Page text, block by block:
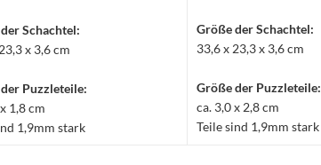
Schachtel:
x 3,6 cm
Puzzleteile:
1,8 cm
1,9mm stark
Größe der Schachtel:
33,6 x 23,3 x 3,6 cm
Größe der Puzzleteile:
ca. 3,0 x 2,8 cm
Teile sind 1,9mm stark